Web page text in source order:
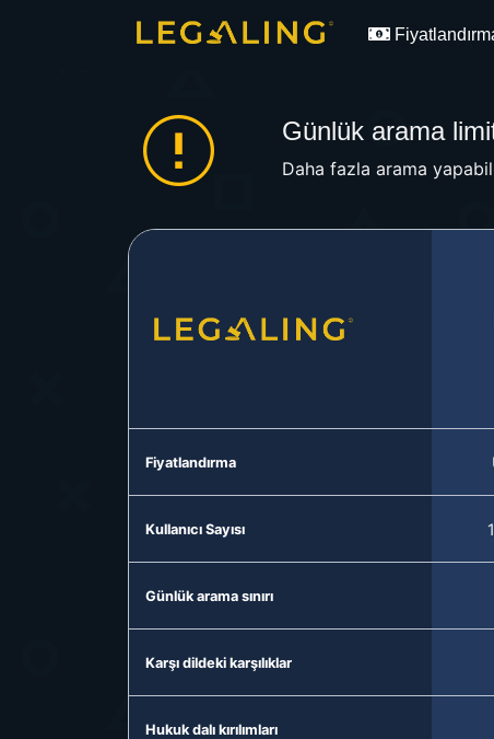
Günlük arama
Daha fazla arama
Fiyatlandırma
Kullanıcı Sayısı
Günlük arama sınırı
Karşı dildeki karşılıklar
Hukuk dalı kırılımları